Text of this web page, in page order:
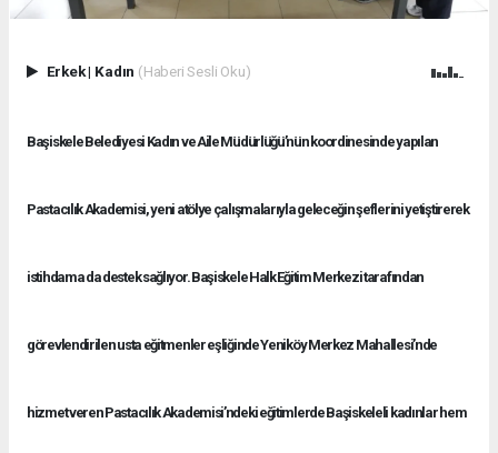
Erkek| Kadın (Haberi Sesli Oku)
Başiskele Belediyesi Kadın ve Aile Müdürlüğü’nün koordinesinde yapılan
Pastacılık Akademisi, yeni atölye çalışmalarıyla geleceğin şeflerini yetiştirerek
istihdama da destek sağlıyor. Başiskele Halk Eğitim Merkezi tarafından
görevlendirilen usta eğitmenler eşliğinde Yeniköy Merkez Mahallesi’nde
hizmet veren Pastacılık Akademisi’ndeki eğitimlerde Başiskeleli kadınlar hem